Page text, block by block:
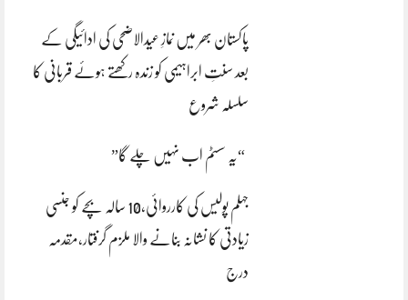
پاکستان بھر میں نمازِ عیدالاضحی کی ادائیگی کے
بعد سنتِ ابراہیمی کو زندہ رکھتے ہوئے قربانی کا
سلسلہ شروع
“یہ سسٹم اب نہیں چلے گا”
جہلم پولیس کی کارروائی،10 سالہ بچے کو جنسی
زیادتی کا نشانہ بنانے والا ملزم گرفتار،مقدمہ
درج